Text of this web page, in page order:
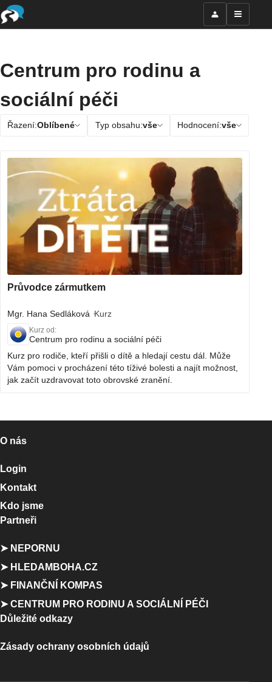
Centrum pro rodinu a
sociální péči
Řazení:Oblíbené Typ obsahu:vše Hodnocení:vše
Průvodce zármutkem
Mgr. Hana Sedláková Kurz
Kurz od:
Centrum pro rodinu a sociální péči
Kurz pro rodiče, kteří přišli o dítě a hledají cestu dál. Může
Vám pomoci v procházení této tíživé bolesti a najít možnost,
jak začít uzdravovat toto obrovské zranění.
O nás
Login
Kontakt
Kdo jsme
Partneři
➤ NEPORNU
➤ HLEDAMBOHA.CZ
➤ FINANČNÍ KOMPAS
➤ CENTRUM PRO RODINU A SOCIÁLNÍ PÉČI
Důležité odkazy
Zásady ochrany osobních údajů